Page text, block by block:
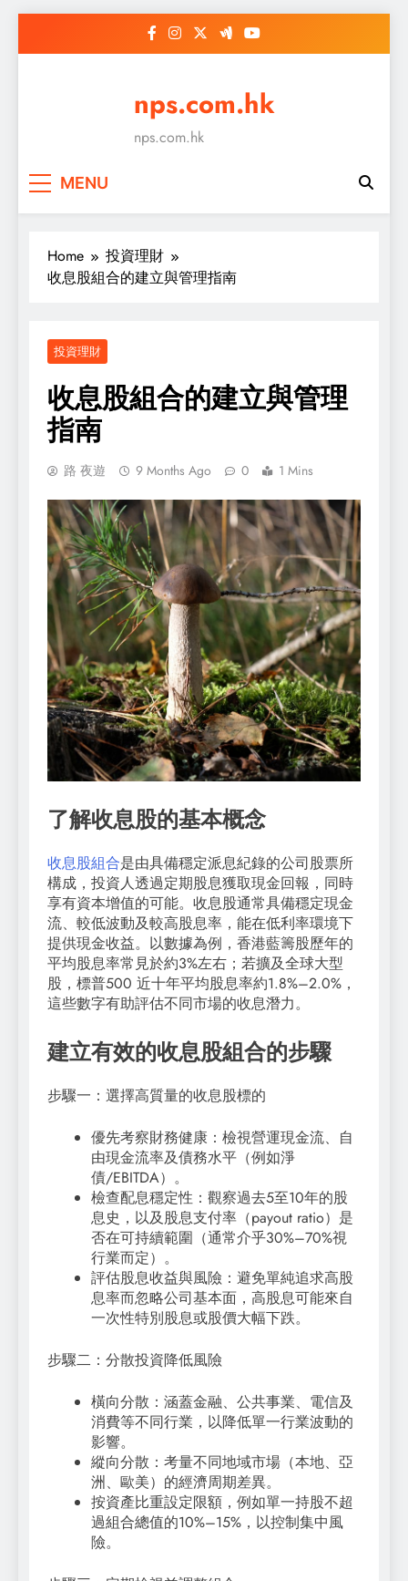
nps.com.hk
nps.com.hk
MENU
Home
投資理財
收息股組合的建立與管理指南
投資理財
收息股組合的建立與管理
指南
路 夜遊 9 Months Ago 0 1 Mins
了解收息股的基本概念
收息股組合是由具備穩定派息紀錄的公司股票所
構成，投資人透過定期股息獲取現金回報，同時
享有資本增值的可能。收息股通常具備穩定現金
流、較低波動及較高股息率，能在低利率環境下
提供現金收益。以數據為例，香港藍籌股歷年的
平均股息率常見於約3%左右；若擴及全球大型
股，標普500 近十年平均股息率約1.8%–2.0%，
這些數字有助評估不同市場的收息潛力。
建立有效的收息股組合的步驟
步驟一：選擇高質量的收息股標的
優先考察財務健康：檢視營運現金流、自
由現金流率及債務水平（例如淨
債/EBITDA）。
檢查配息穩定性：觀察過去5至10年的股
息史，以及股息支付率（payout ratio）是
否在可持續範圍（通常介乎30%–70%視
行業而定）。
評估股息收益與風險：避免單純追求高股
息率而忽略公司基本面，高股息可能來自
一次性特別股息或股價大幅下跌。
步驟二：分散投資降低風險
橫向分散：涵蓋金融、公共事業、電信及
消費等不同行業，以降低單一行業波動的
影響。
縱向分散：考量不同地域市場（本地、亞
洲、歐美）的經濟周期差異。
按資產比重設定限額，例如單一持股不超
過組合總值的10%–15%，以控制集中風
險。